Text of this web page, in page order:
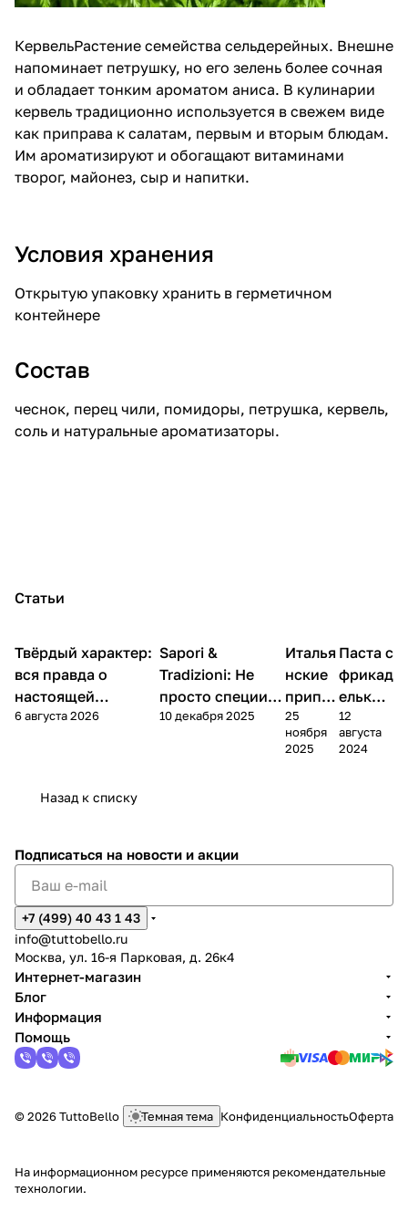
КервельРастение семейства сельдерейных. Внешне
напоминает петрушку, но его зелень более сочная
и обладает тонким ароматом аниса. В кулинарии
кервель традиционно используется в свежем виде
как приправа к салатам, первым и вторым блюдам.
Им ароматизируют и обогащают витаминами
творог, майонез, сыр и напитки.
Условия хранения
Открытую упаковку хранить в герметичном
контейнере
Состав
чеснок, перец чили, помидоры, петрушка, кервель,
соль и натуральные ароматизаторы.
Статьи
Кухня
Твёрдый характер:
вся правда о
настоящей
итальянской пасте
6 августа 2026
Кухня
Sapori &
Tradizioni: Не
просто специи, а
билет в Италию
10 декабря 2025
Кухня
Италья
нские
припр
авы
25
ноября
2025
Кухня
Паста с
фрикад
елькам
и
12
августа
2024
Назад к списку
Подписаться на новости и акции
+7 (499) 40 43 1 43
info@tuttobello.ru
Москва, ул. 16-я Парковая, д. 26к4
Интернет-магазин
Блог
Информация
Помощь
© 2026 TuttoBello Темная тема КонфиденциальностьОферта
На информационном ресурсе применяются рекомендательные
технологии.